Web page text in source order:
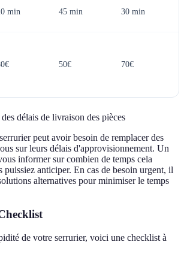
min 45 min 30 min
50€ 70€
délais de livraison des pièces
peut avoir besoin de remplacer des
sur leurs délais d'approvisionnement. Un
informer sur combien de temps cela
puissiez anticiper. En cas de besoin urgent, il
alternatives pour minimiser le temps
de votre serrurier, voici une checklist à